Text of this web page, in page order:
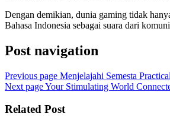
Dengan demikian, dunia gaming tidak
Bahasa Indonesia sebagai suara dari
Post navigation
Previous page Menjelajahi Semesta
Next pageYour Stimulating World
Related Post